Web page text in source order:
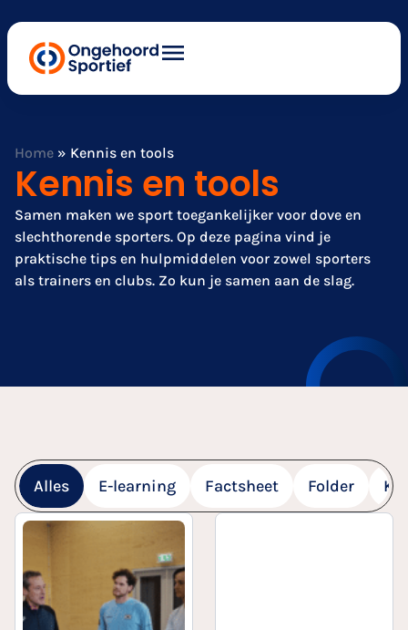
Home » Kennis en tools
Kennis en tools
Samen maken we sport toegankelijker voor dove en
slechthorende sporters. Op deze pagina vind je
praktische tips en hulpmiddelen voor zowel sporters
als trainers en clubs. Zo kun je samen aan de slag.
E-learning Factsheet Folder
Alles